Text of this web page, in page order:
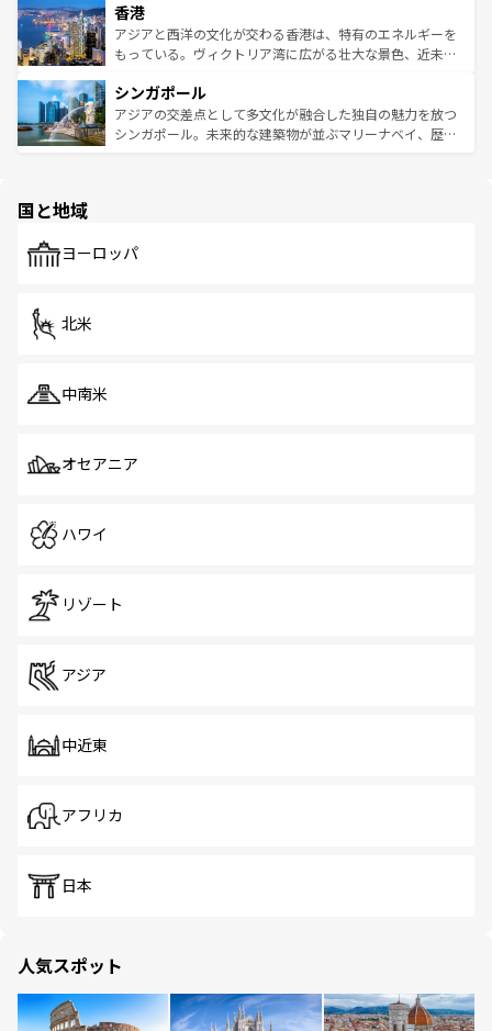
とつ。フォーやバインミー、ベトナムコーヒーなどは、ぜ
ひ現地で味わいたい。どの地域を訪れてもあたたかい人々
が旅行者を迎えてくれるので、きっと忘れられない旅にな
参照してほしい。
の活気が交差している。北部ではチェンマイなどの山岳地
帯で自然と触れ合い、南部ではプーケットやクラビの美し
いビーチでリゾート気分を楽しむことができる。タイ料理
激する。気候は一年中温暖で、どの季節にも異なる楽しみ
が待っている。親しみやすいタイの人々、仏教を中心とし
た文化、そして多様な観光資源が、訪れる旅人を魅了し続
香港
アジアと西洋の文化が交わる香港は、特有のエネルギーを
もっている。ヴィクトリア湾に広がる壮大な景色、近未来
み、どこを訪れても感動するはず。観光スポットが密集し
ており、効率よく見どころを回れるのも魅力。息をのむよ
うな絶景から文化的な体験まで、香港を存分に楽しみ尽く
シンガポール
アジアの交差点として多文化が融合した独自の魅力を放つ
シンガポール。未来的な建築物が並ぶマリーナベイ、歴史
で、ホーカーズは地元の風情を楽しめる外せないスポット
国と地域
ヨーロッパ
北米
中南米
オセアニア
ハワイ
リゾート
アジア
中近東
アフリカ
日本
人気スポット